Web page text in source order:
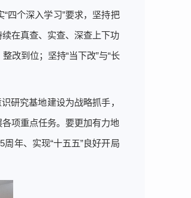
四个深入学习”要求，坚持把
在真查、实查、深查上下功
改到位；坚持“当下改”与“长
研究基地建设为战略抓手，
项重点任务。要更加有力地
年、实现“十五五”良好开局